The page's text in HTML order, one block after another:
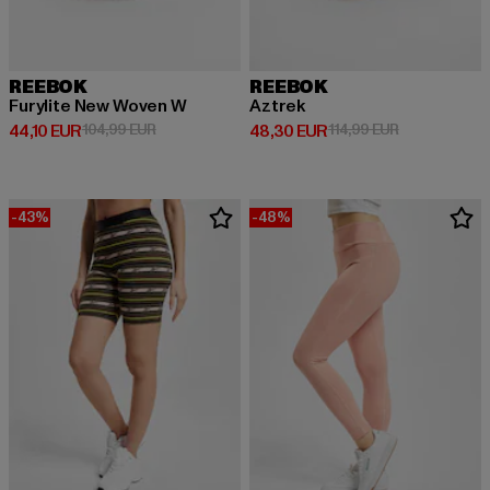
REEBOK
Furylite New Woven W
44,10 EUR
Derzeitiger Preis: 44,10 EUR
104,99 EURAktionspreis: 104,99 EUR
REEBOK
Aztrek
48,30 EUR
Derzeitiger Preis: 48,30 EUR
114,99 EURAktionspreis:
-43% -48%